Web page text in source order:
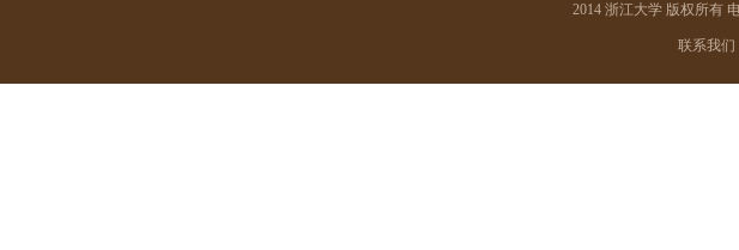
2014 浙江大学 版权所有
联系我们